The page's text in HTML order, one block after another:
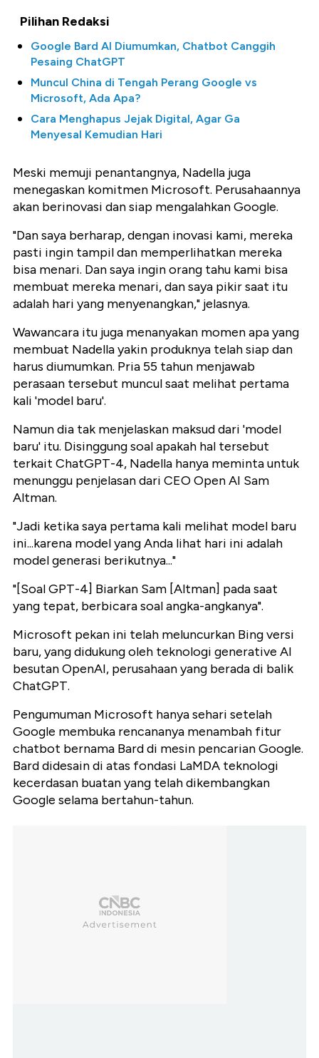
Pilihan Redaksi
Google Bard AI Diumumkan, Chatbot Canggih
Pesaing ChatGPT
Muncul China di Tengah Perang Google vs
Microsoft, Ada Apa?
Cara Menghapus Jejak Digital, Agar Ga
Menyesal Kemudian Hari
Meski memuji penantangnya, Nadella juga
menegaskan komitmen Microsoft. Perusahaannya
akan berinovasi dan siap mengalahkan Google.
"Dan saya berharap, dengan inovasi kami, mereka
pasti ingin tampil dan memperlihatkan mereka
bisa menari. Dan saya ingin orang tahu kami bisa
membuat mereka menari, dan saya pikir saat itu
adalah hari yang menyenangkan," jelasnya.
Wawancara itu juga menanyakan momen apa yang
membuat Nadella yakin produknya telah siap dan
harus diumumkan. Pria 55 tahun menjawab
perasaan tersebut muncul saat melihat pertama
kali 'model baru'.
Namun dia tak menjelaskan maksud dari 'model
baru' itu. Disinggung soal apakah hal tersebut
terkait ChatGPT-4, Nadella hanya meminta untuk
menunggu penjelasan dari CEO Open AI Sam
Altman.
"Jadi ketika saya pertama kali melihat model baru
ini...karena model yang Anda lihat hari ini adalah
model generasi berikutnya..."
"[Soal GPT-4] Biarkan Sam [Altman] pada saat
yang tepat, berbicara soal angka-angkanya".
Microsoft pekan ini telah meluncurkan Bing versi
baru, yang didukung oleh teknologi generative AI
besutan OpenAI, perusahaan yang berada di balik
ChatGPT.
Pengumuman Microsoft hanya sehari setelah
Google membuka rencananya menambah fitur
chatbot bernama Bard di mesin pencarian Google.
Bard didesain di atas fondasi LaMDA teknologi
kecerdasan buatan yang telah dikembangkan
Google selama bertahun-tahun.